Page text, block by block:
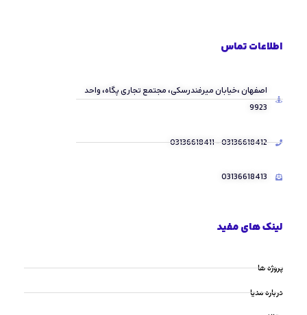
اطلاعات تماس
اصفهان ،خیابان میرفندرسکی، مجتمع تجاری پگاه، واحد
9923
03136618412 - 03136618411
03136618413
لینک های مفید
پروژه ها
درباره مدیا